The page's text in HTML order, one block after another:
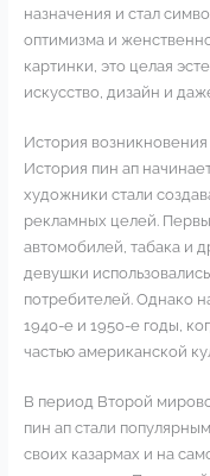
назначения и стал
оптимизма и
картинки, это целая
искусство, дизайн и
История
История пин ап
художники стали
рекламных целей.
автомобилей, табака и
девушки
потребителей. Однако
1940-е и 1950-е годы,
частью американской
В период Второй
пин ап стали
своих казармах и на